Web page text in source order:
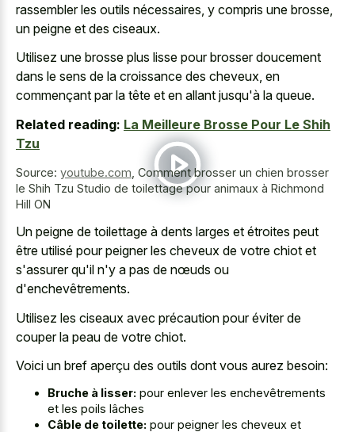
rassembler les outils nécessaires, y compris une brosse,
un peigne et des ciseaux.
Utilisez une brosse plus lisse pour brosser doucement
dans le sens de la croissance des cheveux, en
commençant par la tête et en allant jusqu'à la queue.
Related reading: La Meilleure Brosse Pour Le Shih
Tzu
Source: youtube.com Comment brosser un chien brosser
le Shih Tzu Studio de toilettage pour animaux à Richmond
Hill ON
Un peigne de toilettage à dents larges et étroites peut
être utilisé pour peigner les cheveux de votre chiot et
s'assurer qu'il n'y a pas de nœuds ou
d'enchevêtrements.
Utilisez les ciseaux avec précaution pour éviter de
couper la peau de votre chiot.
Voici un bref aperçu des outils dont vous aurez besoin:
Bruche à lisser: pour enlever les enchevêtrements
et les poils lâches
Câble de toilette: pour peigner les cheveux et